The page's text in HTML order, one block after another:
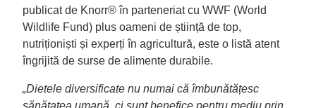
publicat de Knorr® în parteneriat cu WWF (World
Wildlife Fund) plus oameni de știință de top,
nutriționiști și experți în agricultură, este o listă atent
îngrijită de surse de alimente durabile.
„Dietele diversificate nu numai că îmbunătățesc
sănătatea umană, ci sunt benefice pentru mediu prin